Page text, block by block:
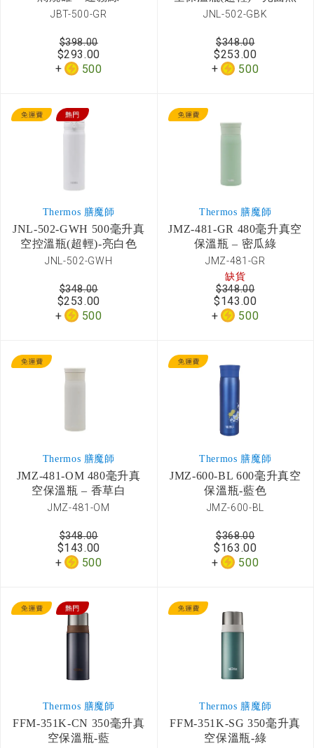
JBT-500-GR
$293.00
500
$398.00
JNL-502-GBK
$253.00
500
$348.00
Thermos 膳魔師
JNL-502-GWH 500毫升真
空控溫瓶(超輕)-亮白色
JNL-502-GWH
$253.00
500
$348.00
Thermos 膳魔師
JMZ-481-GR 480毫升真空
保溫瓶 – 密瓜綠
JMZ-481-GR
缺貨
$143.00
500
$348.00
Thermos 膳魔師
JMZ-481-OM 480毫升真
空保溫瓶 – 香草白
JMZ-481-OM
$143.00
500
$348.00
Thermos 膳魔師
JMZ-600-BL 600毫升真空
保溫瓶-藍色
JMZ-600-BL
$163.00
500
$368.00
Thermos 膳魔師
FFM-351K-CN 350毫升真
空保溫瓶-藍
Thermos 膳魔師
FFM-351K-SG 350毫升真
空保溫瓶-綠